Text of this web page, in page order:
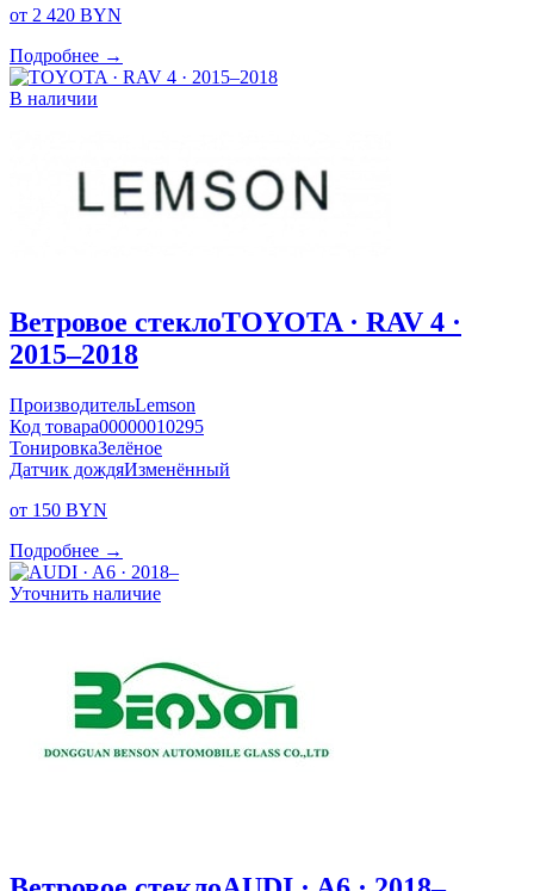
от 2 420 BYN
Подробнее →
В наличии
Ветровое стеклоTOYOTA · RAV 4 ·
2015–2018
ПроизводительLemson
Код товара00000010295
ТонировкаЗелёное
Датчик дождяИзменённый
от 150 BYN
Подробнее →
Уточнить наличие